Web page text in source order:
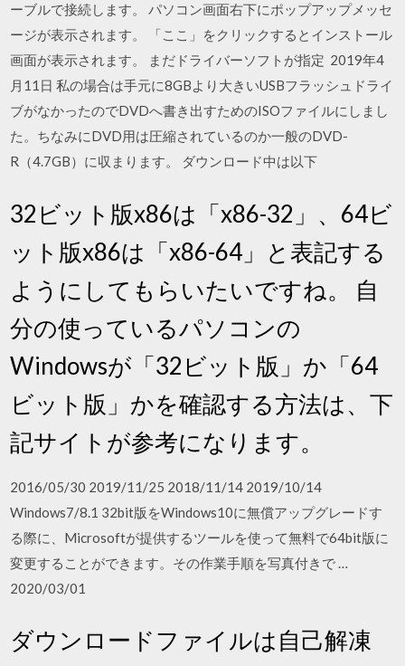
ーブルで接続します。 パソコン画面右下にポップアップメッセ
ージが表示されます。 「ここ」をクリックするとインストール
画面が表示されます。 まだドライバーソフトが指定 2019年4
月11日 私の場合は手元に8GBより大きいUSBフラッシュドライ
ブがなかったのでDVDへ書き出すためのISOファイルにしまし
た。ちなみにDVD用は圧縮されているのか一般のDVD-
R（4.7GB）に収まります。 ダウンロード中は以下
32ビット版x86は「x86-32」、64ビ
ット版x86は「x86-64」と表記する
ようにしてもらいたいですね。 自
分の使っているパソコンの
Windowsが「32ビット版」か「64
ビット版」かを確認する方法は、下
記サイトが参考になります。
2016/05/30 2019/11/25 2018/11/14 2019/10/14
Windows7/8.1 32bit版をWindows10に無償アップグレードす
る際に、Microsoftが提供するツールを使って無料で64bit版に
変更することができます。その作業手順を写真付きで …
2020/03/01
ダウンロードファイルは自己解凍